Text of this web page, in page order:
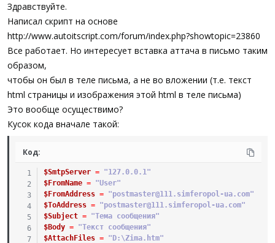
а
Здравствуйте.
Написал скрипт на основе
http://www.autoitscript.com/forum/index.php?showtopic=23860
Все работает. Но интересует вставка аттача в письмо таким
образом,
чтобы он был в теле письма, а не во вложении (т.е. текст
html страницы и изображения этой html в теле письма)
Это вообще осуществимо?
Кусок кода вначале такой:
Код:
$SmtpServer =
"127.0.0.1"
$FromName =
"User"
$FromAddress =
"postmaster@111.simferopol-ua.com"
$ToAddress =
"postmaster@111.simferopol-ua.com"
$Subject =
"Тема сообщения"
$Body =
"Текст сообщения"
$AttachFiles =
"D:\Zima.htm"